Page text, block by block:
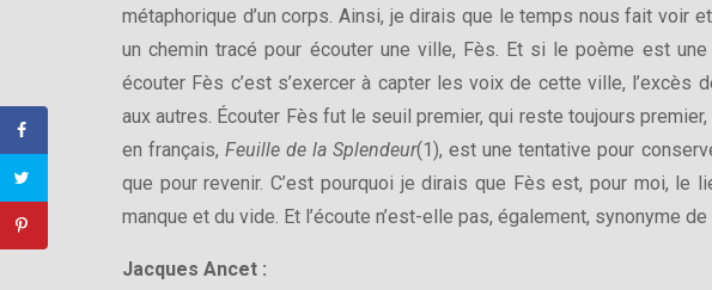
métaphorique d’un corps. Ainsi, je dirais que le temps nous fait voir
un chemin tracé pour écouter une ville, Fès. Et si le poème est
écouter Fès c’est s’exercer à capter les voix de cette ville,
aux autres. Écouter Fès fut le seuil premier, qui reste toujours
en français,Feuille de la Splendeur(1), est une tentative pour
que pour revenir. C’est pourquoi je dirais que Fès est, pour moi, le
manque et du vide. Et l’écoute n’est-elle pas, également, synonyme de
Jacques Ancet :